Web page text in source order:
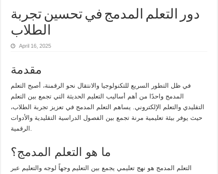
دور التعلم المدمج في تحسين تجربة
الطلاب
April 16, 2025
مقدمة
في ظل التطور السريع للتكنولوجيا والانتقال نحو الرقمنة، أصبح التعلم
المدمج واحدًا من أهم أساليب التعليم الحديثة التي تجمع بين التعلم
التقليدي والتعلم الإلكتروني. يساهم التعلم المدمج في تعزيز تجربة الطلاب،
حيث يوفر بيئة تعليمية مرنة تجمع بين الفصول الدراسية التقليدية والأدوات
ما هو التعلم المدمج؟
التعلم المدمج هو نهج تعليمي يجمع بين التعليم وجهاً لوجه والتعليم عبر